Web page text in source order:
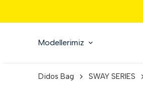
Modellerimiz
Didos Bag SWAY SERIES